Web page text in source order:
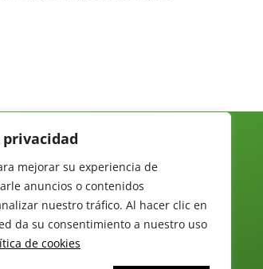
mejorar su experiencia de
anuncios o contenidos
nuestro tráfico. Al hacer clic en
da su consentimiento a nuestro uso
de cookies
Hortofrutícola
Cárdenas nº 10.
ESPAÑA
25 88 51